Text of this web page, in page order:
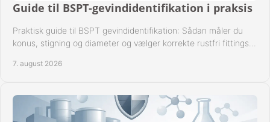
Guide til BSPT-gevindidentifikation i praksis
Praktisk guide til BSPT gevindidentifikation: Sådan måler du
konus, stigning og diameter og vælger korrekte rustfri fittings
7. august 2026